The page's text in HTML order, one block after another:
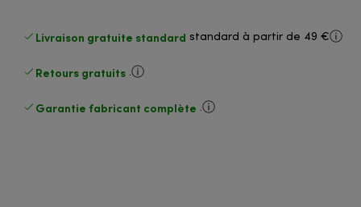
Livraison gratuite standard standard à partir de 49 €
Retours gratuits .
Garantie fabricant complète .